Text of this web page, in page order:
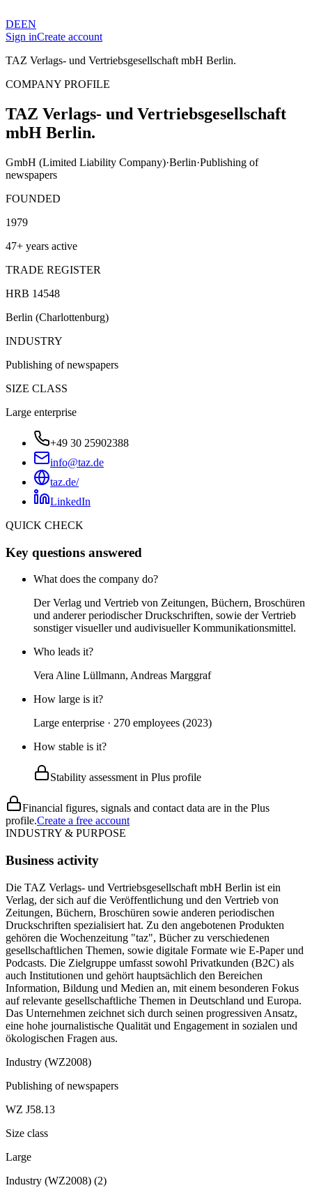
DEEN
Sign inCreate account
TAZ Verlags- und Vertriebsgesellschaft mbH Berlin.
COMPANY PROFILE
TAZ Verlags- und Vertriebsgesellschaft
mbH Berlin.
GmbH (Limited Liability Company)·Berlin·Publishing of
newspapers
FOUNDED
1979
47+ years active
TRADE REGISTER
HRB 14548
Berlin (Charlottenburg)
INDUSTRY
Publishing of newspapers
SIZE CLASS
Large enterprise
+49 30 25902388
info@taz.de
taz.de/
LinkedIn
QUICK CHECK
Key questions answered
What does the company do?
Der Verlag und Vertrieb von Zeitungen, Büchern, Broschüren
und anderer periodischer Druckschriften, sowie der Vertrieb
sonstiger visueller und audivisueller Kommunikationsmittel.
Who leads it?
Vera Aline Lüllmann, Andreas Marggraf
How large is it?
Large enterprise · 270 employees (2023)
How stable is it?
Stability assessment in Plus profile
Financial figures, signals and contact data are in the Plus
profile.Create a free account
INDUSTRY & PURPOSE
Business activity
Die TAZ Verlags- und Vertriebsgesellschaft mbH Berlin ist ein
Verlag, der sich auf die Veröffentlichung und den Vertrieb von
Zeitungen, Büchern, Broschüren sowie anderen periodischen
Druckschriften spezialisiert hat. Zu den angebotenen Produkten
gehören die Wochenzeitung "taz", Bücher zu verschiedenen
gesellschaftlichen Themen, sowie digitale Formate wie E-Paper und
Podcasts. Die Zielgruppe umfasst sowohl Privatkunden (B2C) als
auch Institutionen und gehört hauptsächlich den Bereichen
Information, Bildung und Medien an, mit einem besonderen Fokus
auf relevante gesellschaftliche Themen in Deutschland und Europa.
Das Unternehmen zeichnet sich durch seinen progressiven Ansatz,
eine hohe journalistische Qualität und Engagement in sozialen und
ökologischen Fragen aus.
Industry (WZ2008)
Publishing of newspapers
WZ J58.13
Size class
Large
Industry (WZ2008) (2)